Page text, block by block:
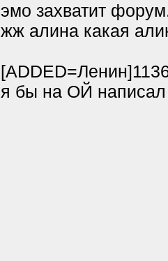
эмо захватит
жж алина какая
я бы на ОЙ